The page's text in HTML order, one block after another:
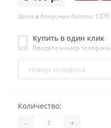
Цена в бонусных баллах: 1370
Купить в один клик
Введите номер
Количество:
- +